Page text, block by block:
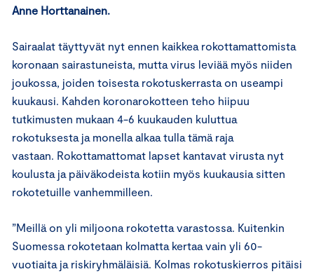
Anne Horttanainen.
Sairaalat täyttyvät nyt ennen kaikkea rokottamattomista
koronaan sairastuneista, mutta virus leviää myös niiden
joukossa, joiden toisesta rokotuskerrasta on useampi
kuukausi. Kahden koronarokotteen teho hiipuu
tutkimusten mukaan 4-6 kuukauden kuluttua
rokotuksesta ja monella alkaa tulla tämä raja
vastaan. Rokottamattomat lapset kantavat virusta nyt
koulusta ja päiväkodeista kotiin myös kuukausia sitten
rokotetuille vanhemmilleen.
”Meillä on yli miljoona rokotetta varastossa. Kuitenkin
Suomessa rokotetaan kolmatta kertaa vain yli 60-
vuotiaita ja riskiryhmäläisiä. Kolmas rokotuskierros pitäisi